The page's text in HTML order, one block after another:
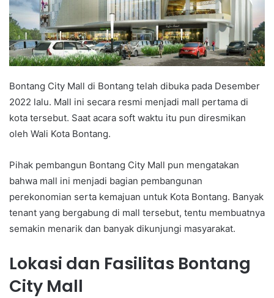
Bontang City Mall di Bontang telah dibuka pada Desember
2022 lalu. Mall ini secara resmi menjadi mall pertama di
kota tersebut. Saat acara soft waktu itu pun diresmikan
oleh Wali Kota Bontang.
Pihak pembangun Bontang City Mall pun mengatakan
bahwa mall ini menjadi bagian pembangunan
perekonomian serta kemajuan untuk Kota Bontang. Banyak
tenant yang bergabung di mall tersebut, tentu membuatnya
semakin menarik dan banyak dikunjungi masyarakat.
Lokasi dan Fasilitas Bontang
City Mall